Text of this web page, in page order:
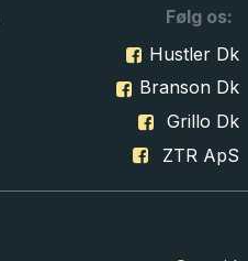
Følg os:
Hustler Dk
Branson Dk
Grillo Dk
ZTR ApS